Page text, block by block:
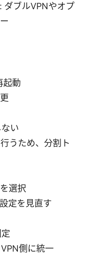
ダブルVPNやオプ
起動
い
うため、分割ト
選択
定を見直す
側に統一